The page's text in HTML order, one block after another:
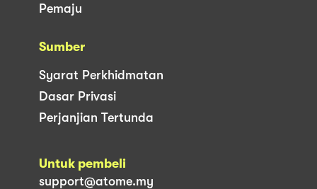
Pemaju
Sumber
Syarat Perkhidmatan
Dasar Privasi
Perjanjian Tertunda
Untuk pembeli
support@atome.my